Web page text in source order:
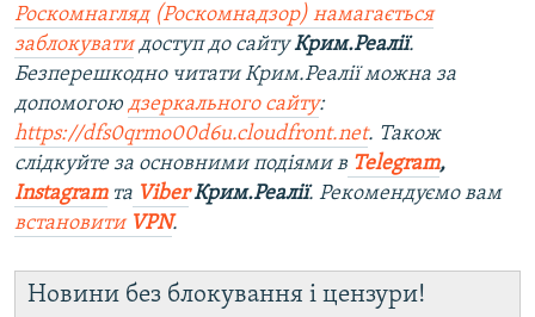
Роскомнагляд (Роскомнадзор) намагається
заблокуватидоступ до сайтуКрим.Реалії.
Безперешкодно читати Крим.Реалії можна за
допомогою дзеркального сайту:
https://dfs0qrmo00d6u.cloudfront.net. Також
слідкуйте за основними подіями в Telegram,
Instagramта ViberКрим.Реалії. Рекомендуємо вам
встановити VPN.
Новини без блокування і цензури!